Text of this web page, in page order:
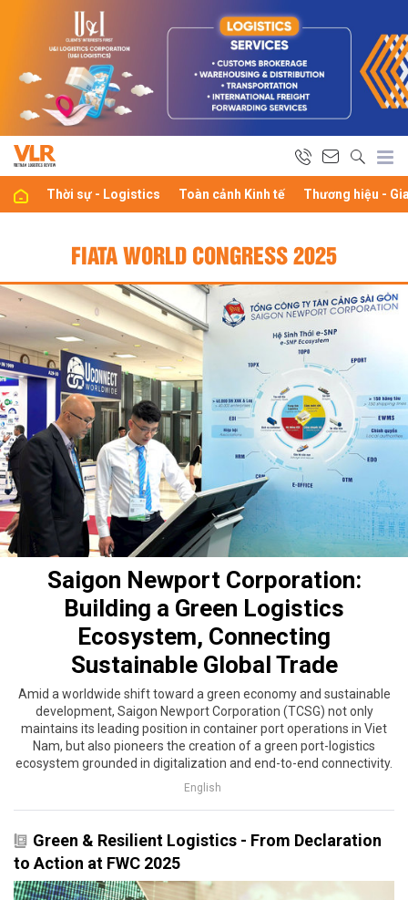
Thời sự - Logistics Toàn cảnh Kinh tế Thương hiệu -
FIATA WORLD CONGRESS 2025
Saigon Newport Corporation:
Building a Green Logistics
Ecosystem, Connecting
Sustainable Global Trade
Amid a worldwide shift toward a green economy and sustainable
development, Saigon Newport Corporation (TCSG) not only
maintains its leading position in container port operations in Viet
Nam, but also pioneers the creation of a green port-logistics
ecosystem grounded in digitalization and end-to-end connectivity.
English
Green & Resilient Logistics - From Declaration
to Action at FWC 2025